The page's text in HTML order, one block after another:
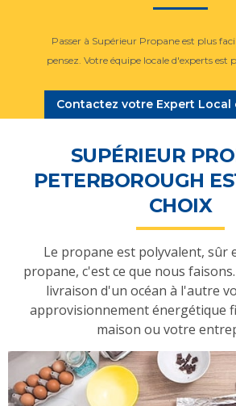
Passer à Supérieur Propane est plus
pensez. Votre équipe locale d'experts est
Contactez votre Expert Local
SUPÉRIEUR
PETERBOROUGH
CHOIX
Le propane est polyvalent, sûr
propane, c'est ce que nous
livraison d'un océan à l'autre
approvisionnement énergétique
maison ou votre